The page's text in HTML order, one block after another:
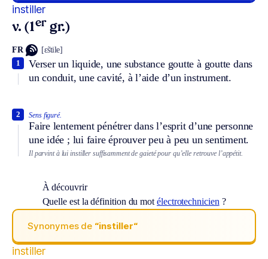
instiller
v. (1er gr.)
FR [ɛ̃stile]
Verser un liquide, une substance goutte à goutte dans
un conduit, une cavité, à l’aide d’un instrument.
1
Sens figuré.
Faire lentement pénétrer dans l’esprit d’une personne
une idée ; lui faire éprouver peu à peu un sentiment.
2
Il parvint à lui instiller suffisamment de gaieté pour qu’elle retrouve l’appétit.
À découvrir
Quelle est la définition du motélectrotechnicien?
Synonymes de “instiller“
instiller